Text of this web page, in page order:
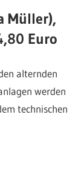
Müller),
Euro
alternden
werden
technischen